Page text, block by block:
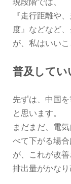
『走行距離や
度』などなど
が、私はいい
普及してい
先ずは、中国
と思います。
まだまだ、電
べて下がる場
が、これが改
排出量がかなり